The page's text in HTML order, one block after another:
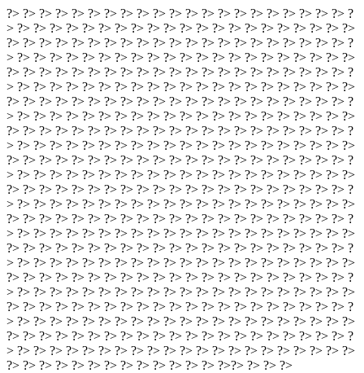
?> ?> ?> ?> ?> ?> ?> ?> ?> ?> ?> ?> ?> ?> ?> ?> ?> ?> ?> ?> ?> ?
> ?> ?> ?> ?> ?> ?> ?> ?> ?> ?> ?> ?> ?> ?> ?> ?> ?> ?> ?> ?> ?>
?> ?> ?> ?> ?> ?> ?> ?> ?> ?> ?> ?> ?> ?> ?> ?> ?> ?> ?> ?> ?> ?
> ?> ?> ?> ?> ?> ?> ?> ?> ?> ?> ?> ?> ?> ?> ?> ?> ?> ?> ?> ?> ?>
?> ?> ?> ?> ?> ?> ?> ?> ?> ?> ?> ?> ?> ?> ?> ?> ?> ?> ?> ?> ?> ?
> ?> ?> ?> ?> ?> ?> ?> ?> ?> ?> ?> ?> ?> ?> ?> ?> ?> ?> ?> ?> ?>
?> ?> ?> ?> ?> ?> ?> ?> ?> ?> ?> ?> ?> ?> ?> ?> ?> ?> ?> ?> ?> ?
> ?> ?> ?> ?> ?> ?> ?> ?> ?> ?> ?> ?> ?> ?> ?> ?> ?> ?> ?> ?> ?>
?> ?> ?> ?> ?> ?> ?> ?> ?> ?> ?> ?> ?> ?> ?> ?> ?> ?> ?> ?> ?> ?
> ?> ?> ?> ?> ?> ?> ?> ?> ?> ?> ?> ?> ?> ?> ?> ?> ?> ?> ?> ?> ?>
?> ?> ?> ?> ?> ?> ?> ?> ?> ?> ?> ?> ?> ?> ?> ?> ?> ?> ?> ?> ?> ?
> ?> ?> ?> ?> ?> ?> ?> ?> ?> ?> ?> ?> ?> ?> ?> ?> ?> ?> ?> ?> ?>
?> ?> ?> ?> ?> ?> ?> ?> ?> ?> ?> ?> ?> ?> ?> ?> ?> ?> ?> ?> ?> ?
> ?> ?> ?> ?> ?> ?> ?> ?> ?> ?> ?> ?> ?> ?> ?> ?> ?> ?> ?> ?> ?>
?> ?> ?> ?> ?> ?> ?> ?> ?> ?> ?> ?> ?> ?> ?> ?> ?> ?> ?> ?> ?> ?
> ?> ?> ?> ?> ?> ?> ?> ?> ?> ?> ?> ?> ?> ?> ?> ?> ?> ?> ?> ?> ?>
?> ?> ?> ?> ?> ?> ?> ?> ?> ?> ?> ?> ?> ?> ?> ?> ?> ?> ?> ?> ?> ?
> ?> ?> ?> ?> ?> ?> ?> ?> ?> ?> ?> ?> ?> ?> ?> ?> ?> ?> ?> ?> ?>
?> ?> ?> ?> ?> ?> ?> ?> ?> ?> ?> ?> ?> ?> ?> ?> ?> ?> ?> ?> ?> ?
> ?> ?> ?> ?> ?> ?> ?> ?> ?> ?> ?> ?> ?> ?> ?> ?> ?> ?> ?> ?> ?>
?> ?> ?> ?> ?> ?> ?> ?> ?> ?> ?> ?> ?> ?> ?> ?> ?> ?> ?> ?> ?> ?
> ?> ?> ?> ?> ?> ?> ?> ?> ?> ?> ?> ?> ?> ?> ?> ?> ?> ?> ?> ?> ?>
?> ?> ?> ?> ?> ?> ?> ?> ?> ?> ?> ?> ?> ?> ?> ?> ?> ?> ?> ?> ?> ?
> ?> ?> ?> ?> ?> ?> ?> ?> ?> ?> ?> ?> ?> ?> ?> ?> ?> ?> ?> ?> ?>
?> ?> ?> ?> ?> ?> ?> ?> ?> ?> ?> ?> ?> ?>?> ?> ?> ?>